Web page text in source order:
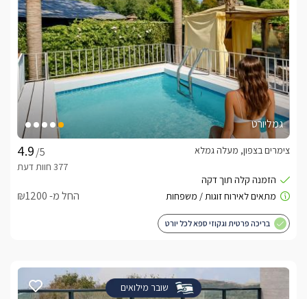
גמליורט
/5
צימרים בצפון, מעלה גמלא
החל מ- ₪1200
בריכה פרטית וגקוזי ספא לכל יורט
שובר מילואים